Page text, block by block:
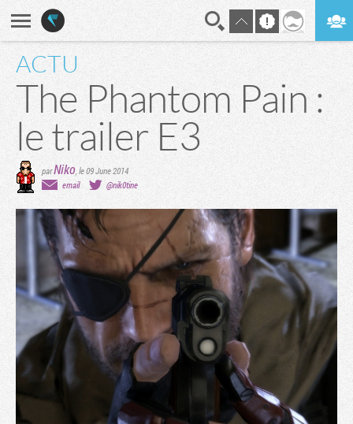
ACTU
The Phantom Pain :
le trailer E3
parNiko,le 09 June 2014
email
@nik0tine